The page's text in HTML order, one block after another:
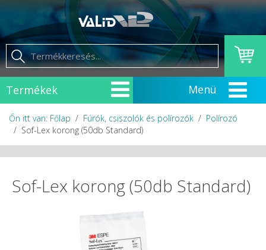
Termékek
Őn itt van: Főlap Fúrók, csiszolók és polírozók
Polírozó
Sof-Lex korong (50db Standard)
Sof-Lex korong (50db Standard)